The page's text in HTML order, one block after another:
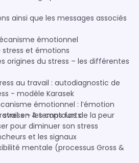
ainsi que les messages associés
émotionnel
stress et émotions
origines du stress – les différentes
au travail : autodiagnostic de
son niveau de stress - modèle Karasek
émotionnel : l’émotion
cachée derrière le stress – les contours de la peur
en 4 temps forts
pour diminuer son stress
et les signaux
mentale (processus Gross &